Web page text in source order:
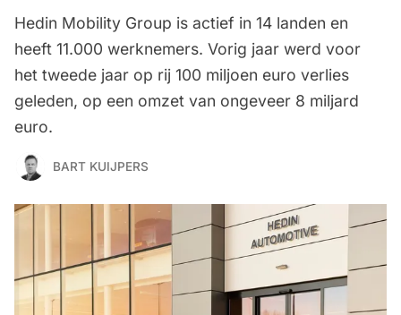
Hedin Mobility Group is actief in 14 landen en
heeft 11.000 werknemers. Vorig jaar werd voor
het tweede jaar op rij 100 miljoen euro verlies
geleden, op een omzet van ongeveer 8 miljard
euro.
BART KUIJPERS